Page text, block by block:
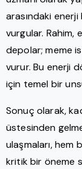
arasındaki enerji
vurgular. Rahim,
depolar; meme
vurur. Bu enerji
için temel bir
Sonuç olarak,
üstesinden
ulaşmaları, hem
kritik bir öneme